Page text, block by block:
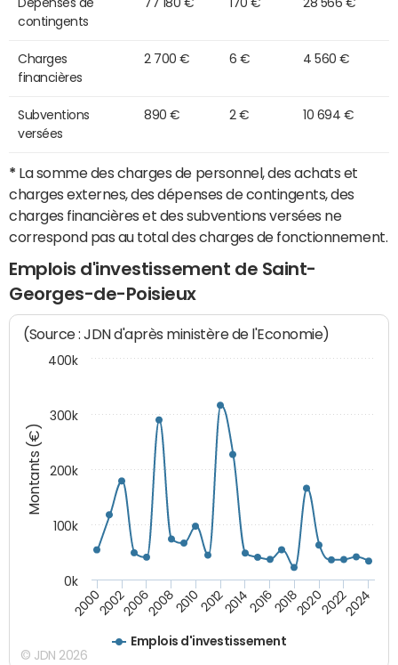
Dépenses de
contingents
77 180 € 170 € 28 566 €
Charges
financières
2 700 € 6 € 4 560 €
Subventions
versées
890 € 2 € 10 694 €
* La somme des charges de personnel, des achats et
charges externes, des dépenses de contingents, des
charges financières et des subventions versées ne
correspond pas au total des charges de fonctionnement.
Emplois d'investissement de Saint-
Georges-de-Poisieux
Montants (€)
(Source : JDN d'après ministère de l'Economie)
Emplois d'investissement
200020022006200820102012201420162018202020222024
0k
100k
200k
300k
400k
© JDN 2026